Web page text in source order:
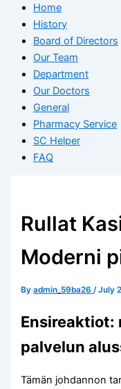
Home
History
Board of Directors
Our Team
Department
Our Doctors
General
Pharmacy Service
SC Helper
FAQ
Rullat
Moderni
Byadmin_59ba26/July
Ensireaktiot:
palvelun
Tämän johdannon